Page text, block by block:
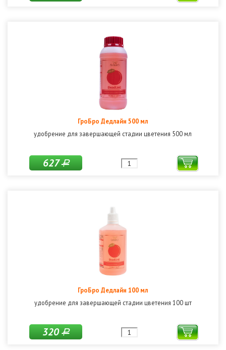
ГроБро Дедлайн 500 мл
удобрение для завершающей стадии цветения 500 мл
627Р
ГроБро Дедлайн 100 мл
удобрение для завершающей стадии цветения 100 шт
320Р